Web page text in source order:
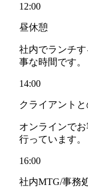
12:00
昼休憩
社内でランチ
事な時間です。
14:00
クライアント
オンラインで
行っています。
16:00
社内MTG/事務